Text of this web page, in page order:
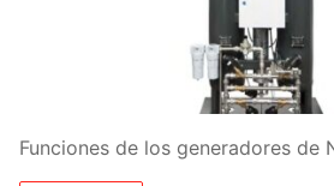
Funciones de los generadores de